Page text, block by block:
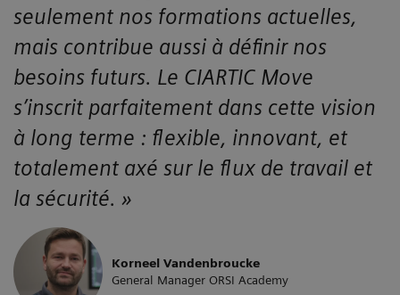
seulement nos formations actuelles,
mais contribue aussi à définir nos
besoins futurs. Le CIARTIC Move
s’inscrit parfaitement dans cette vision
à long terme : flexible, innovant, et
totalement axé sur le flux de travail et
la sécurité. »
Korneel Vandenbroucke
General Manager ORSI Academy